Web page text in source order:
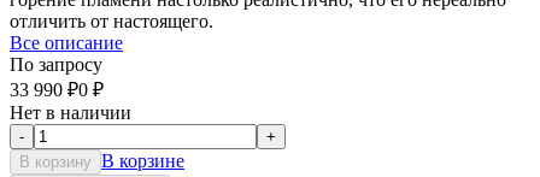
отличить от настоящего.
Все описание
По запросу
33 990 ₽0 ₽
Нет в наличии
-
+
В корзину В корзине